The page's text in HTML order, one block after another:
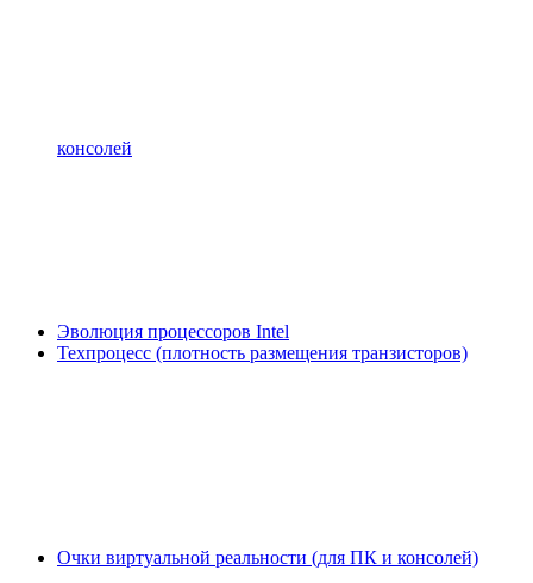
консолей
Эволюция процессоров Intel
Техпроцесс (плотность размещения транзисторов)
Очки виртуальной реальности (для ПК и консолей)